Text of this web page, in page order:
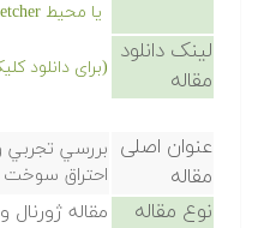
یا محیط Sketcher نرم افزار کتیا (CATIA)
لینک دانلود
مقاله
(برای دانلود
عنوان اصلی
مقاله
بررسي تجربي
احتراق سوخت
نوع مقاله مقاله